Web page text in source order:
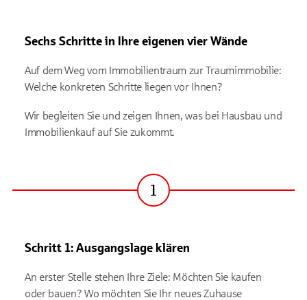
Sechs Schritte in Ihre eigenen vier Wände
Auf dem Weg vom Immobilientraum zur Traumimmobilie:
Welche konkreten Schritte liegen vor Ihnen?
Wir begleiten Sie und zeigen Ihnen, was bei Hausbau und
Immobilienkauf auf Sie zukommt.
Schritt
1
Schritt 1: Ausgangslage klären
An erster Stelle stehen Ihre Ziele: Möchten Sie kaufen
oder bauen? Wo möchten Sie Ihr neues Zuhause